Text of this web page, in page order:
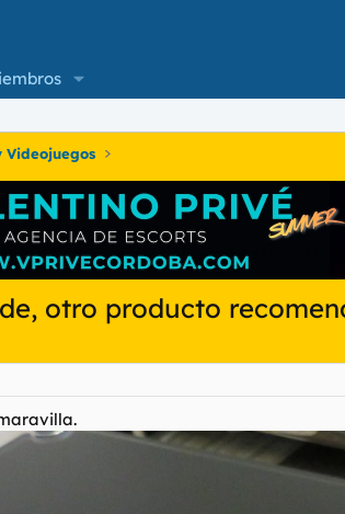
otro producto